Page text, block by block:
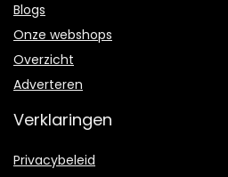
Blogs
Onze webshops
Overzicht
Adverteren
Verklaringen
Privacybeleid